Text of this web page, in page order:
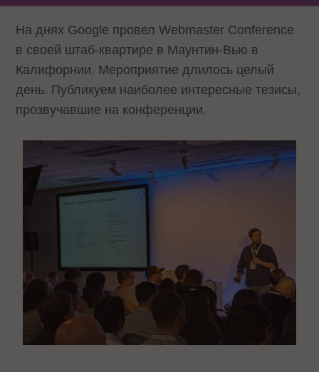
На днях Google провел Webmaster Conference
в своей штаб-квартире в Маунтин-Вью в
Калифорнии. Мероприятие длилось целый
день. Публикуем наиболее интересные тезисы,
прозвучавшие на конференции.